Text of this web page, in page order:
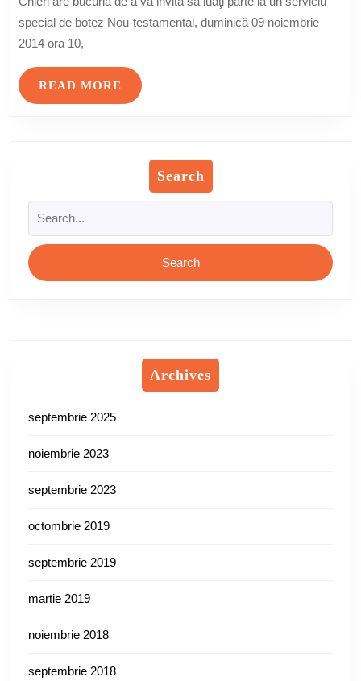
Lumii”
special de botez Nou-testamental, duminică 09 noiembrie
2014 ora 10,
READ MORE READ
MORE
Search
for:
Archives
septembrie 2025
noiembrie 2023
septembrie 2023
octombrie 2019
septembrie 2019
martie 2019
noiembrie 2018
septembrie 2018